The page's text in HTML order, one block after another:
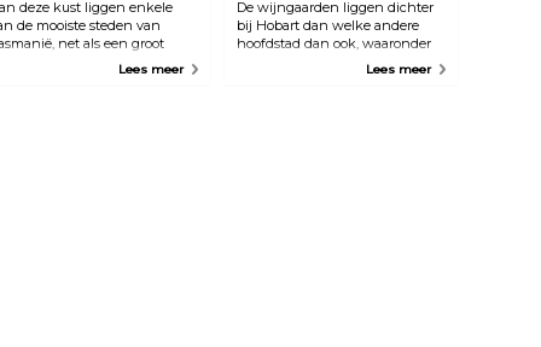
deze kust liggen enkele
de mooiste steden van
net als een groot
wijnhuizen. Proef en
Lees meer
De wijngaarden liggen dichter
bij Hobart dan welke andere
hoofdstad dan ook, waaronder
de Derwent Valley, Coal River
Valley en de wijnbouwgebieden
Lees meer